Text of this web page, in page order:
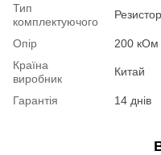
Тип
комплектуючого
Опір
200 кОм
Країна
виробник
Китай
Гарантія 14 днів